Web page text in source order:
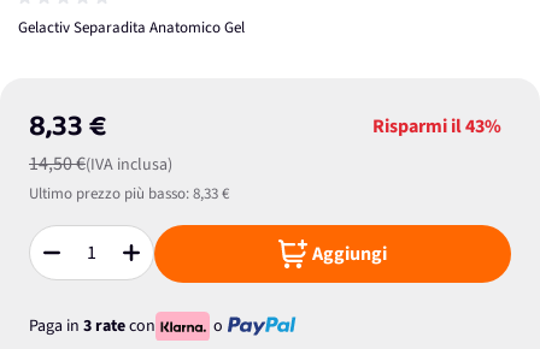
Gelactiv Separadita Anatomico Gel
8,33 €
14,50 €(IVA inclusa)
Risparmi il43%
Ultimo prezzo più basso:8,33 €
Quantità Aggiungi
Paga in 3 ratecon
o